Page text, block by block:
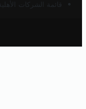
قائمة الشركات